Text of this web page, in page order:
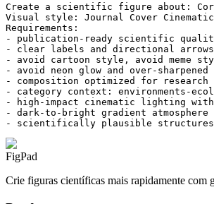
Create a scientific figure about:
Visual style: Journal Cover
Requirements:
- publication-ready scientific
- clear labels and directional arrows
- avoid cartoon style, avoid meme
- avoid neon glow and over-
- composition optimized for research
- category context: environments-
- high-impact cinematic lighting
- dark-to-bright gradient atmosphere
- scientifically plausible structures
FigPad
Crie figuras científicas mais rapidamente com